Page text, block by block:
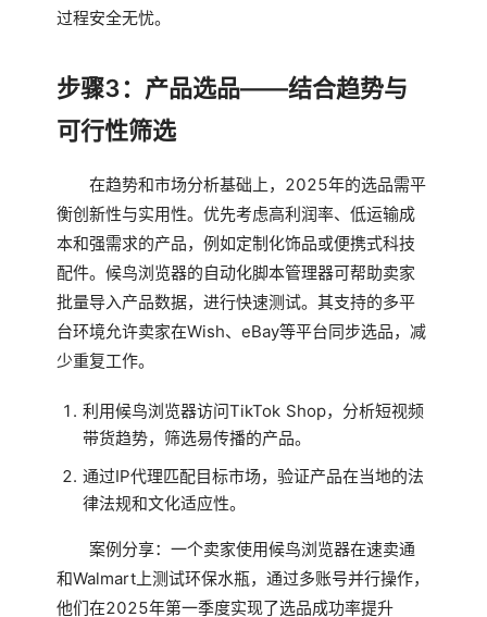
过程安全无忧。
步骤3：产品选品——结合趋势与
可行性筛选
在趋势和市场分析基础上，2025年的选品需平
衡创新性与实用性。优先考虑高利润率、低运输成
本和强需求的产品，例如定制化饰品或便携式科技
配件。候鸟浏览器的自动化脚本管理器可帮助卖家
批量导入产品数据，进行快速测试。其支持的多平
台环境允许卖家在Wish、eBay等平台同步选品，减
少重复工作。
利用候鸟浏览器访问TikTok Shop，分析短视频
带货趋势，筛选易传播的产品。
通过IP代理匹配目标市场，验证产品在当地的法
律法规和文化适应性。
案例分享：一个卖家使用候鸟浏览器在速卖通
和Walmart上测试环保水瓶，通过多账号并行操作，
他们在2025年第一季度实现了选品成功率提升